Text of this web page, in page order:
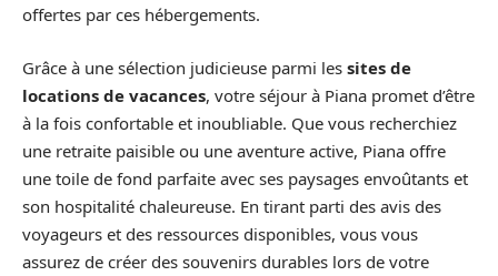
offertes par ces hébergements.
Grâce à une sélection judicieuse parmi les sites de
locations de vacances, votre séjour à Piana promet d’être
à la fois confortable et inoubliable. Que vous recherchiez
une retraite paisible ou une aventure active, Piana offre
une toile de fond parfaite avec ses paysages envoûtants et
son hospitalité chaleureuse. En tirant parti des avis des
voyageurs et des ressources disponibles, vous vous
assurez de créer des souvenirs durables lors de votre